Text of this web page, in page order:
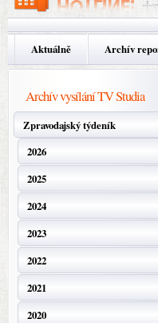
Aktuálně Archív
Archív vysílání TV Studia
Zpravodajský týdeník
2026
2025
2024
2023
2022
2021
2020